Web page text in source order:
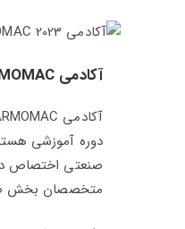
آکادمی MARMOMAC
دوره آموزشی
متخصصان بخش